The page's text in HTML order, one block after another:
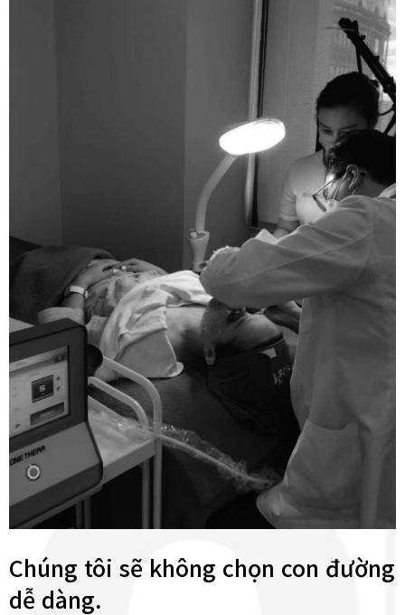
Chúng tôi sẽ không chọn con đường
dễ dàng.